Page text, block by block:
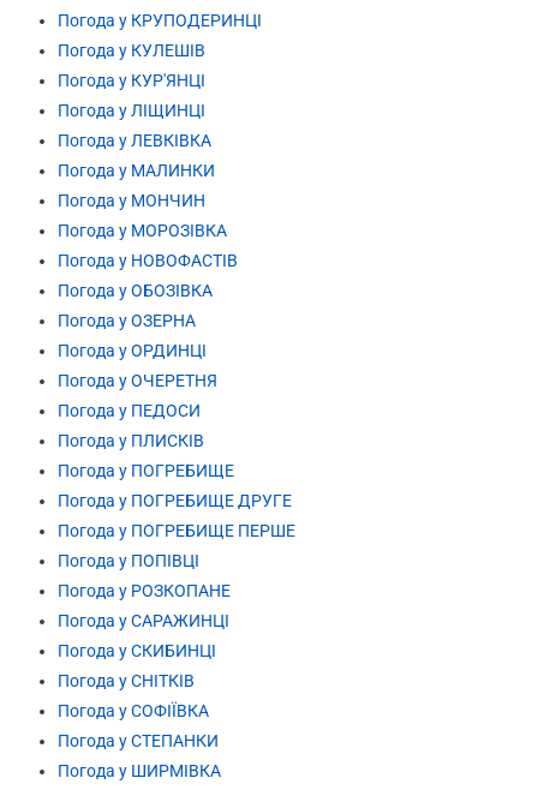
Погода у КРУПОДЕРИНЦІ
Погода у КУЛЕШІВ
Погода у КУР'ЯНЦІ
Погода у ЛІЩИНЦІ
Погода у ЛЕВКІВКА
Погода у МАЛИНКИ
Погода у МОНЧИН
Погода у МОРОЗІВКА
Погода у НОВОФАСТІВ
Погода у ОБОЗІВКА
Погода у ОЗЕРНА
Погода у ОРДИНЦІ
Погода у ОЧЕРЕТНЯ
Погода у ПЕДОСИ
Погода у ПЛИСКІВ
Погода у ПОГРЕБИЩЕ
Погода у ПОГРЕБИЩЕ ДРУГЕ
Погода у ПОГРЕБИЩЕ ПЕРШЕ
Погода у ПОПІВЦІ
Погода у РОЗКОПАНЕ
Погода у САРАЖИНЦІ
Погода у СКИБИНЦІ
Погода у СНІТКІВ
Погода у СОФІЇВКА
Погода у СТЕПАНКИ
Погода у ШИРМІВКА